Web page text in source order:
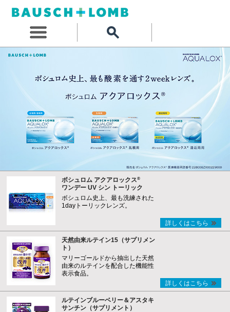
ボシュロム アクアロックス®
ワンデー UV シン トーリック
ボシュロム史上、最も洗練された
1dayトーリックレンズ。
詳しくはこちら
天然由来ルテイン15（サプリメン
ト）
マリーゴールドから抽出した天然
由来のルテインを配合した機能性
表示食品。
詳しくはこちら
ルテインブルーベリー＆アスタキ
サンチン（サプリメント）